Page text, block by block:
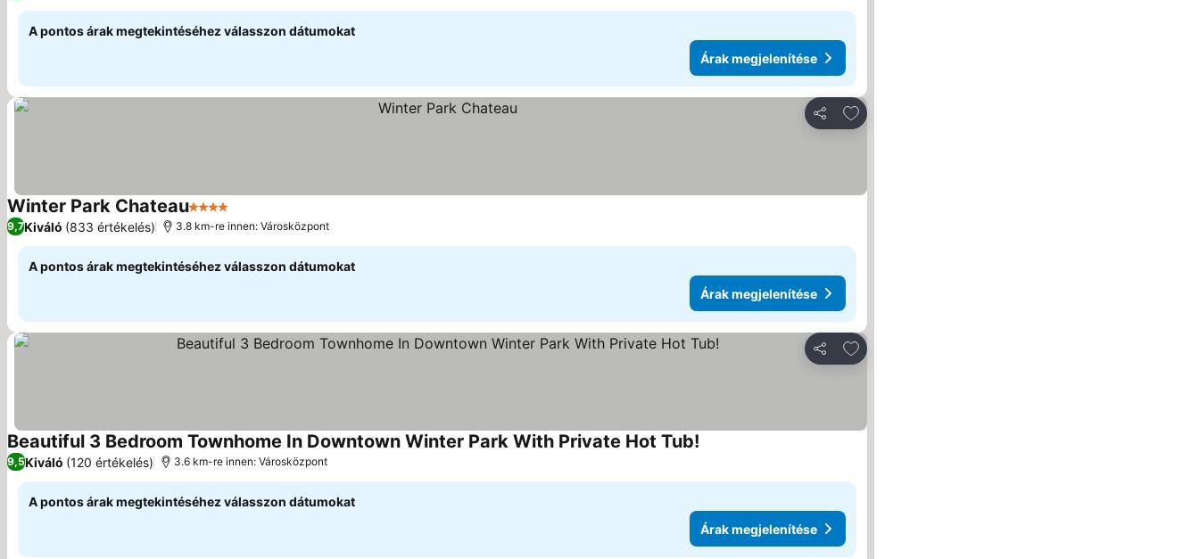
A pontos árak megtekintéséhez válasszon dátumokat
Árak megjelenítése
Megosztás
Hozzáadás a kedvencekhez
Winter Park Chateau4 Kategória
9,7Kiváló (833 értékelés) 3.8 km-re innen: Városközpont
A pontos árak megtekintéséhez válasszon dátumokat
Árak megjelenítése
Megosztás
Hozzáadás a kedvencekhez
Beautiful 3 Bedroom Townhome In Downtown Winter Park With Private Hot Tub!
9,5Kiváló (120 értékelés) 3.6 km-re innen: Városközpont
A pontos árak megtekintéséhez válasszon dátumokat
Árak megjelenítése